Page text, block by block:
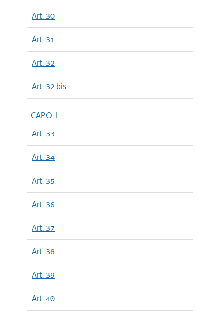
Art. 30
Art. 31
Art. 32
Art. 32 bis
CAPO II
Art. 33
Art. 34
Art. 35
Art. 36
Art. 37
Art. 38
Art. 39
Art. 40